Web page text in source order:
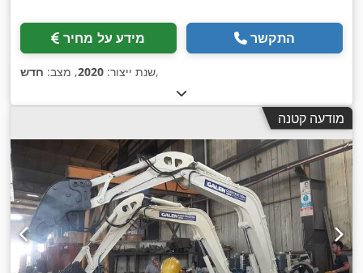
מידע על מחיר התקשר
שנת ייצור: 2020, מצב: חדש ,
מודעה קטנה